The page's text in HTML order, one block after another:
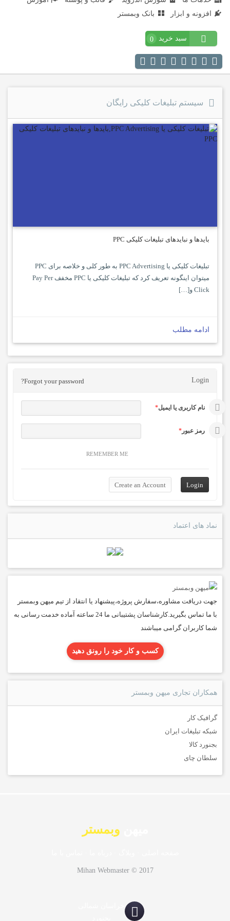
افزونه و ابزار
بانک وبمستر
سبد خرید 0
سیستم تبلیغات کلیکی رایگان
بایدها و نبایدهای تبلیغات کلیکی PPC
تبلیغات کلیکی یا PPC Advertising به طور کلی و خلاصه برای PPC
میتوان اینگونه تعریف کرد که تبلیغات کلیکی یا PPC مخفف Pay Per
Click و[…]
ادامه مطلب
Login
Forgot your password?
نام کاربری یا ایمیل*
رمز عبور *
REMEMBER ME
نماد های اعتماد
جهت دریافت مشاوره،سفارش پروژه،پیشنهاد یا انتقاد از تیم میهن وبمستر
با ما تماس بگیرید.کارشناسان پشتیبانی ما 24 ساعته آماده خدمت رسانی به
شما کاربران گرامی میباشند
کسب و کار خود را رونق دهید
همکاران تجاری میهن وبمستر
گرافیک کار
شبکه تبلیغات ایران
بجنورد کالا
سلطان چای
وبمستر
Mihan Webmaster © 2017